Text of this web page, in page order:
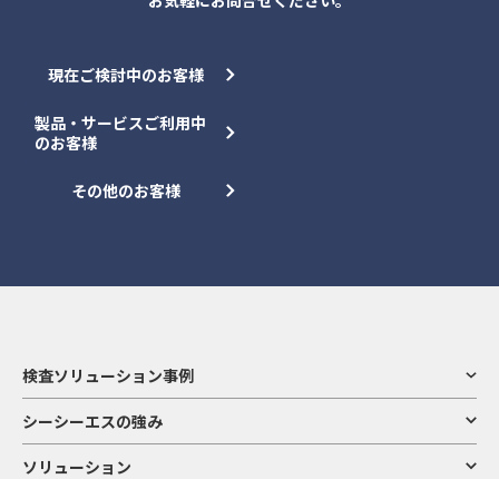
現在ご検討中のお客様
製品・サービスご利用中
のお客様
その他のお客様
検査ソリューション事例
シーシーエスの強み
ソリューション